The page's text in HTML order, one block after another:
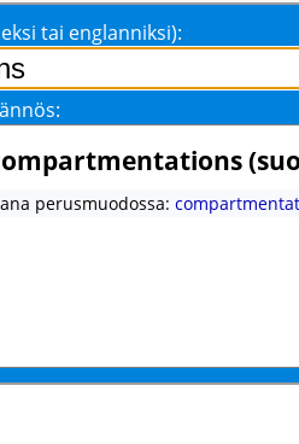
tai englanniksi):
perusmuodossa: